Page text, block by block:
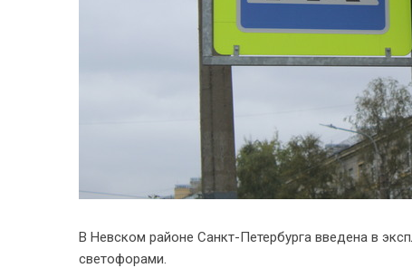
В Невском районе Санкт-Петербурга введена в
светофорами.